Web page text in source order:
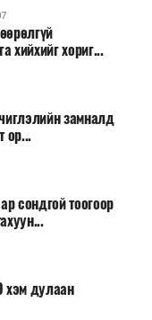
2026 оны
мөрдөнө. Харин
горимд
хүүхдийн
томуу төст
зайлшгүй
дагуу
онцоллоо.
захирагч нарт
бууруулах,
амралт, зугаалга,
хэмжээг зохион
шинэ орон тоо бий
хийхийг хориг...
замналд
ор...
сондгой тоогоор
хэм дулаан